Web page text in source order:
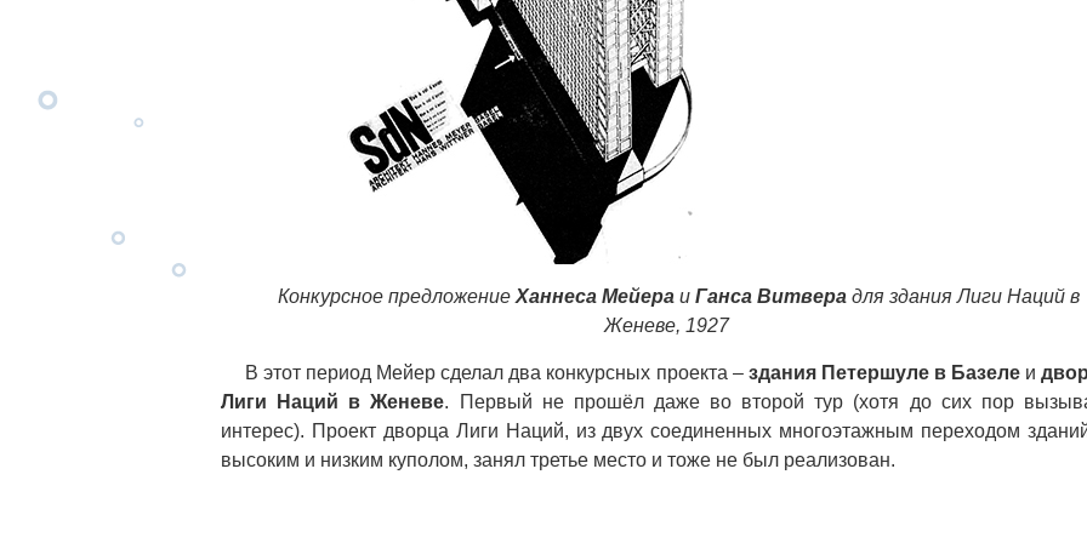
Конкурсное предложение Ханнеса Мейера и Ганса Витвера для здания Лиги Наций в
Женеве, 1927
В этот период Мейер сделал два конкурсных проекта – здания Петершуле в Базелеи
Лиги Наций в Женеве. Первый не прошёл даже во второй тур (хотя до сих пор
интерес). Проект дворца Лиги Наций, из двух соединенных многоэтажным переходом
высоким и низким куполом, занял третье место и тоже не был реализован.